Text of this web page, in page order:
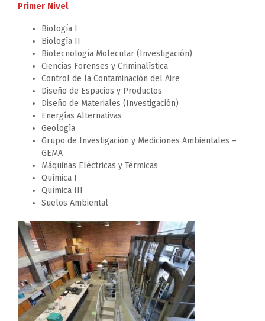
Primer Nivel
Biología I
Biología II
Biotecnología Molecular (Investigación)
Ciencias Forenses y Criminalística
Control de la Contaminación del Aire
Diseño de Espacios y Productos
Diseño de Materiales (Investigación)
Energías Alternativas
Geología
Grupo de Investigación y Mediciones Ambientales –
GEMA
Máquinas Eléctricas y Térmicas
Química I
Química III
Suelos Ambiental